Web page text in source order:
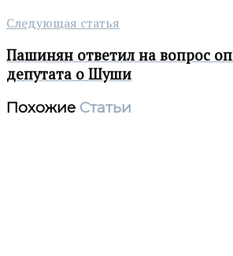
Следующая статья
Пашинян ответил на вопрос
депутата о Шуши
Похожие Статьи